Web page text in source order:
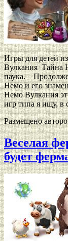
Игры для детей
Вулкания Тайна
паука.
Немо и его
Немо Вулкания
игр типа я ищу, в
Размещено
Веселая
будет